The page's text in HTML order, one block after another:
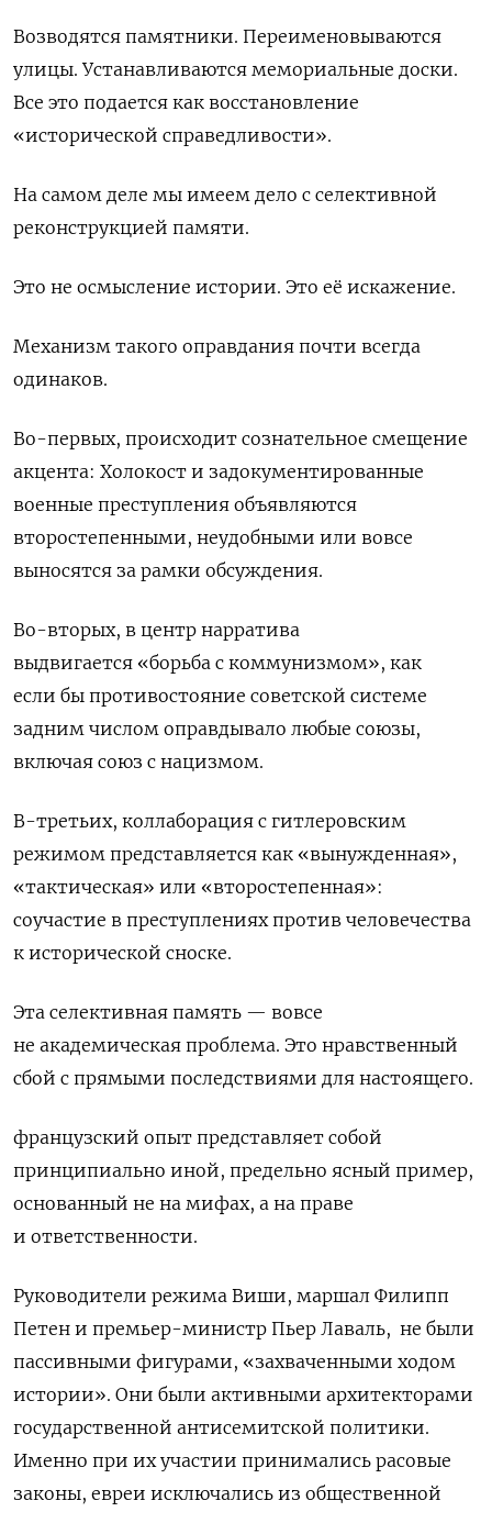
Возводятся памятники. Переименовываются
улицы. Устанавливаются мемориальные доски.
Все это подается как восстановление
«исторической справедливости».
На самом деле мы имеем дело с селективной
реконструкцией памяти.
Это не осмысление истории. Это её искажение.
Механизм такого оправдания почти всегда
одинаков.
Во-первых, происходит сознательное смещение
акцента: Холокост и задокументированные
военные преступления объявляются
второстепенными, неудобными или вовсе
выносятся за рамки обсуждения.
Во-вторых, в центр нарратива
выдвигается «борьба с коммунизмом», как
если бы противостояние советской системе
задним числом оправдывало любые союзы,
включая союз с нацизмом.
В-третьих, коллаборация с гитлеровским
режимом представляется как «вынужденная»,
«тактическая» или «второстепенная»:
соучастие в преступлениях против человечества
к исторической сноске.
Эта селективная память — вовсе
не академическая проблема. Это нравственный
сбой с прямыми последствиями для настоящего.
французский опыт представляет собой
принципиально иной, предельно ясный пример,
основанный не на мифах, а на праве
и ответственности.
Руководители режима Виши, маршал Филипп
Петен и премьер-министр Пьер Лаваль, не были
пассивными фигурами, «захваченными ходом
истории». Они были активными архитекторами
государственной антисемитской политики.
Именно при их участии принимались расовые
законы, евреи исключались из общественной